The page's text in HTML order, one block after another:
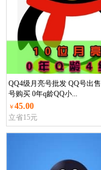
QQ4级月亮号批发 QQ号出
号购买 0年q龄QQ小...
￥45.00
立省15元